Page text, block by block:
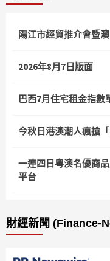
陽江市經貿推介會暨
2026年8月7日版面
巴西7月住宅租金指數
今秋日港澳潮人瘋搶「
一連四日粵澳名優商
平台
財經新聞 (Finance-